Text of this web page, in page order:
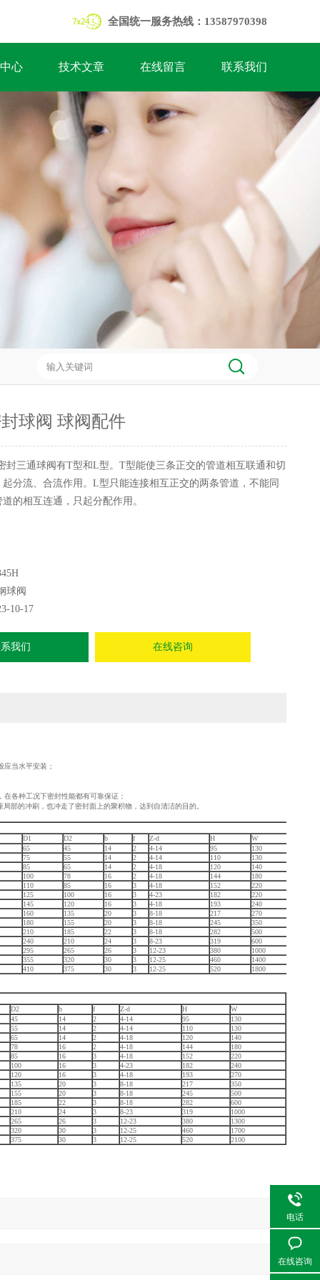
全国统一服务热线：13587970398
心 技术文章 在线留言 联系我们
球阀 球阀配件
封三通球阀有T型和L型。T型能使三条正交的管道相互联通和切
起分流、合流作用。L型只能连接相互正交的两条管道，不能同
的相互连通，只起分配作用。
球阀
10-17
我们 在线咨询
当水平安装；
各种工况下密封性能都有可靠保证；
部的冲刷，也冲走了密封面上的聚积物，达到自清洁的目的。
D1 D2 b f Z-d H
W
65 45 14 2 4-14 95
130
75 55 14 2 4-14 110
130
85 65 14 2 4-18 120
140
100 78 16 2 4-18 144
180
110 85 16 3 4-18 152
220
125 100 16 3 4-23 182
220
145 120 16 3 4-18 193
240
160 135 20 3 8-18 217
270
180 155 20 3 8-18 245
350
210 185 22 3 8-18 282
500
240 210 24 3 8-23 319
600
295 265 26 3 12-23 380
1000
355 320 30 3 12-25 460
1400
410 375 30 3 12-25 520
1800
D2 b f Z-d H
W
45 14 2 4-14 95
130
55 14 2 4-14 110
130
65 14 2 4-18 120
140
78 16 2 4-18 144
180
85 16 3 4-18 152
220
100 16 3 4-23 182
240
120 16 3 4-18 193
270
135 20 3 8-18 217
350
155 20 3 8-18 245
500
185 22 3 8-18 282
600
210 24 3 8-23 319
1000
265 26 3 12-23 380
1300
320 30 3 12-25 460
1700
375 30 3 12-25 520 2100
电话
在线咨询